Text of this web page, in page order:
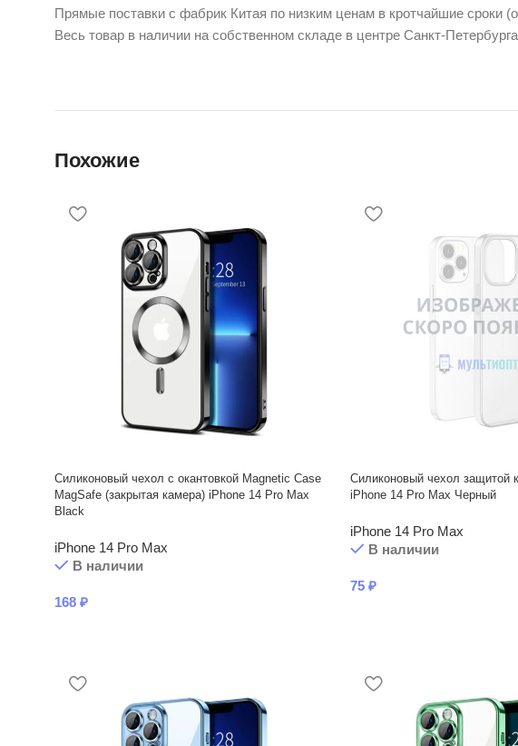
Прямые поставки с фабрик Китая по низким ценам в кротчайшие сроки
Весь товар в наличии на собственном складе в центре Санкт-
Похожие
Силиконовый чехол с окантовкой Magnetic Case
MagSafe (закрытая камера) iPhone 14 Pro Max
Black
iPhone 14 Pro Max
В наличии
168 ₽
Силиконовый чехол защитой
iPhone 14 Pro Max Черный
iPhone 14 Pro Max
В наличии
75 ₽